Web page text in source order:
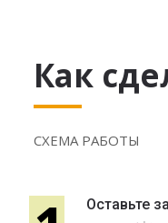
Как
СХЕМА РАБОТЫ
Оставьте